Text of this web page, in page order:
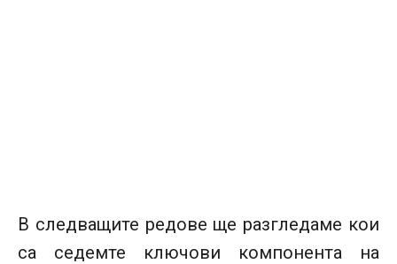
В следващите редове ще разгледаме кои
са седемте ключови компонента на